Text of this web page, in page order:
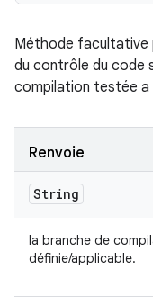
Méthode facultative
du contrôle du code
compilation testée
Renvoie
String
la branche de
définie/applicable.